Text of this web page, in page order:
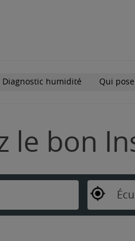
Diagnostic humidité Qui
le bon